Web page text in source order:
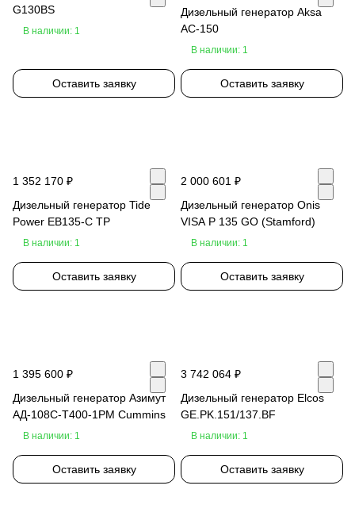
G130BS
В наличии: 1
Оставить заявку
Дизельный генератор Aksa
AC-150
В наличии: 1
Оставить заявку
1 352 170 ₽
Дизельный генератор Tide
Power EB135-C TP
В наличии: 1
Оставить заявку
2 000 601 ₽
Дизельный генератор Onis
VISA P 135 GO (Stamford)
В наличии: 1
Оставить заявку
1 395 600 ₽
Дизельный генератор Азимут
АД-108С-Т400-1РМ Cummins
В наличии: 1
Оставить заявку
3 742 064 ₽
Дизельный генератор Elcos
GE.PK.151/137.BF
В наличии: 1
Оставить заявку